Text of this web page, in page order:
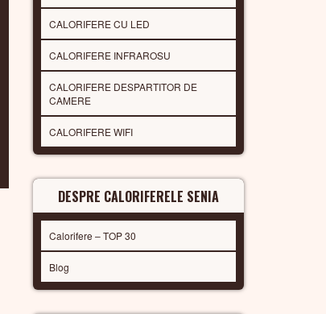
CALORIFERE CU LED
CALORIFERE INFRAROSU
CALORIFERE DESPARTITOR DE
CAMERE
CALORIFERE WIFI
DESPRE CALORIFERELE SENIA
Calorifere – TOP 30
Blog